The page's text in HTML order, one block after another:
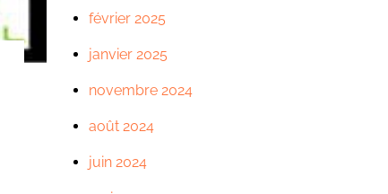
février 2025
janvier 2025
novembre 2024
août 2024
juin 2024